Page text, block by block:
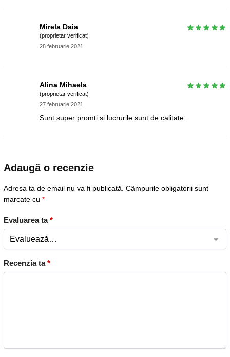
Mirela Daia
(proprietar verificat)
28 februarie 2021
Alina Mihaela
(proprietar verificat)
27 februarie 2021
Sunt super promti si lucrurile sunt de calitate.
Adaugă o recenzie
Adresa ta de email nu va fi publicată. Câmpurile obligatorii sunt
marcate cu *
Evaluarea ta*
Recenzia ta*